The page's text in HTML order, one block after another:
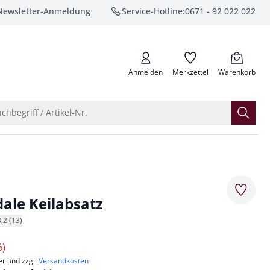
Anmeldung Service-Hotline:0671 - 92 022 022
anrufen
Anmelden Merkzettel Warenkorb
/ Artikel-Nr.
Keilabsatz
(13)
und zzgl.Versandkosten